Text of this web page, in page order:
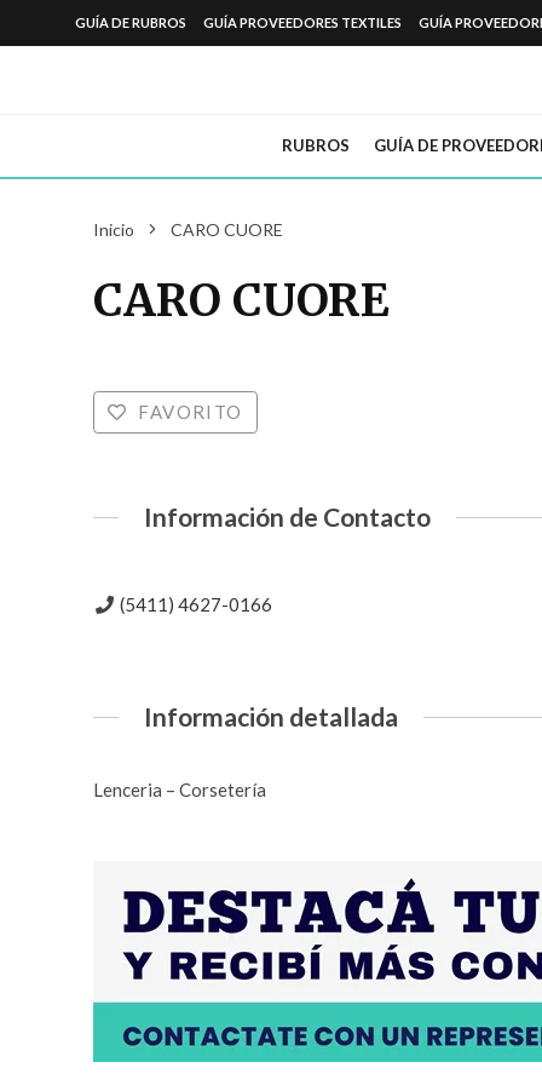
GUÍA DE RUBROS GUÍA PROVEEDORES TEXTILES GUÍA
RUBROS GUÍA DE
Inicio CARO CUORE
CARO CUORE
FAVORITO
Información de Contacto
(5411) 4627-0166
Información detallada
Lenceria – Corsetería